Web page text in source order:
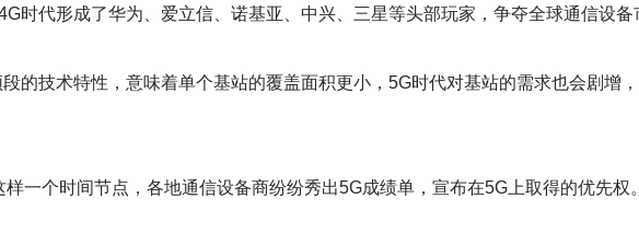
时代形成了华为、爱立信、诺基亚、中兴、三星等头部玩家，争夺全球通信设备
的技术特性，意味着单个基站的覆盖面积更小，5G时代对基站的需求也会剧增
一个时间节点，各地通信设备商纷纷秀出5G成绩单，宣布在5G上取得的优先权。